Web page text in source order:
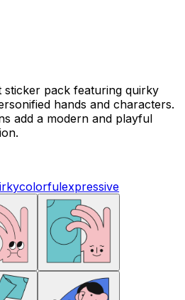
sticker pack featuring quirky
hands and characters.
add a modern and playful
colorfulexpressive